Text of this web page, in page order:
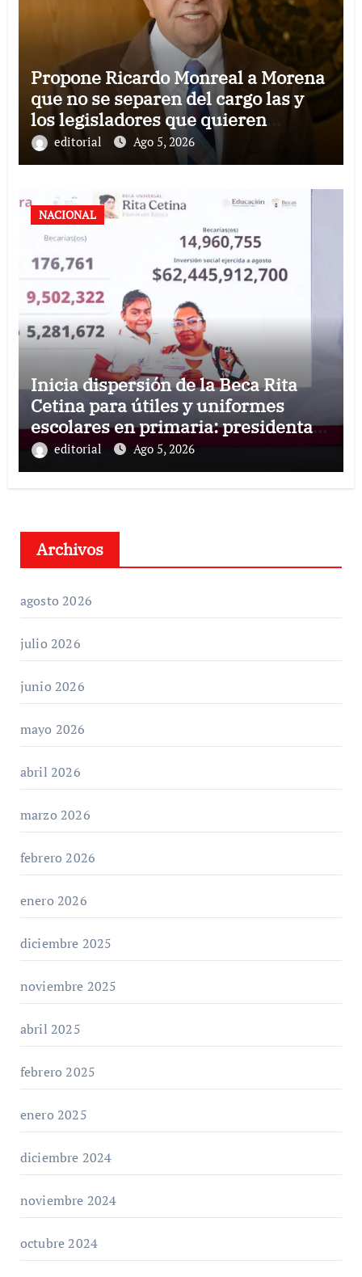
Propone Ricardo Monreal a Morena
que no se separen del cargo las y
los legisladores que quieren
reelegirse
editorial Ago 5, 2026
NACIONAL
Inicia dispersión de la Beca Rita
Cetina para útiles y uniformes
escolares en primaria: presidenta
Claudia Sheinbaum
editorial Ago 5, 2026
Archivos
agosto 2026
julio 2026
junio 2026
mayo 2026
abril 2026
marzo 2026
febrero 2026
enero 2026
diciembre 2025
noviembre 2025
abril 2025
febrero 2025
enero 2025
diciembre 2024
noviembre 2024
octubre 2024